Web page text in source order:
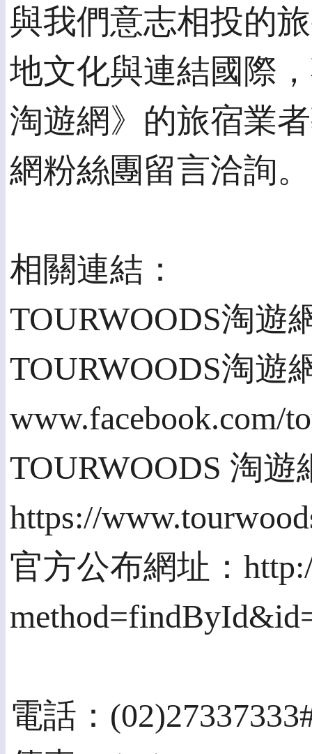
與我們意志相投的
地文化與連結國際
淘遊網》的旅宿業
網粉絲團留言洽詢。
相關連結：
TOURWOODS淘遊
TOURWOODS淘遊
www.facebook.com/
TOURWOODS 淘
https://
官方公布網址：
電話：